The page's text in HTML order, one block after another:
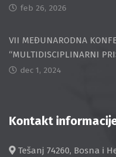
feb 26, 2026
VII MEĐUNARODNA
“MULTIDISCIPLINARNI
dec 1, 2024
Kontakt
Tešanj 74260, Bosna i